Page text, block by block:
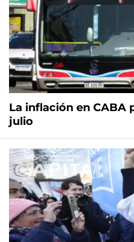
La inflación en CABA
julio